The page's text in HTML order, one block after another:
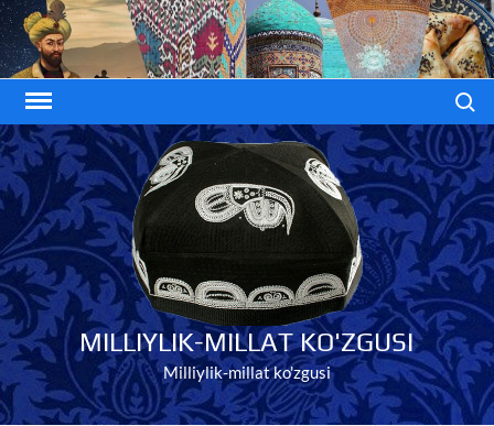
Skip
to
content
MILLIYLIK-MILLAT KO'ZGUSI
Milliylik-millat ko'zgusi